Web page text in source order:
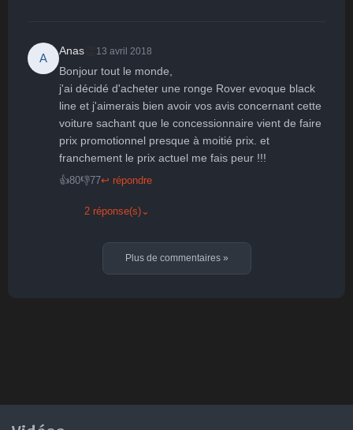
A
Anas 13 avril 2018
Bonjour tout le monde,
j'ai décidé d'acheter une ronge Rover evoque black
line et j'aimerais bien avoir vos avis concernant cette
voiture sachant que le concessionnaire vient de faire
prix promotionnel presque à moitié prix. et
franchement le prix actuel me fais peur !!!
👍80👎77↩ répondre
2 réponse(s) ⌄
Plus de commentaires »